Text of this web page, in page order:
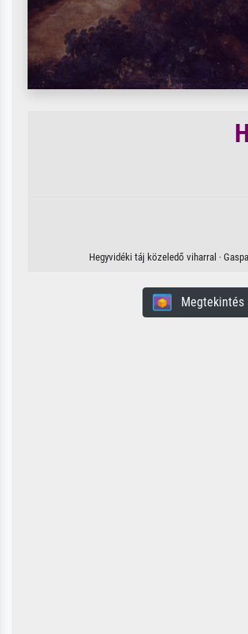
Hegyvidéki táj közeledő viharral ·
Megtekintés